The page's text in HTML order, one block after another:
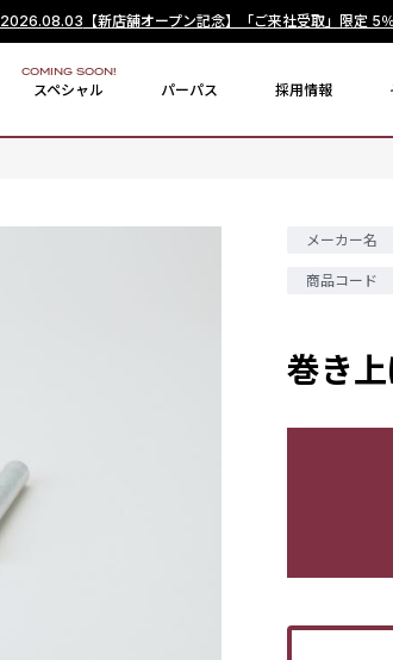
2026.08.03 【新店舗オープン記念】「ご来社受取」限定 5
スペシャル
COMING SOON!
パーパス 採用情報
メーカー名
商品コード
巻き